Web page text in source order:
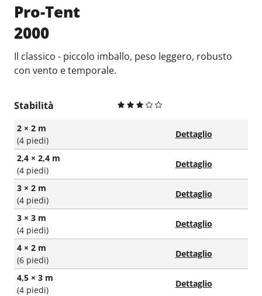
Pro-Tent
2000
Il classico - piccolo imballo, peso leggero, robusto
con vento e temporale.
Stabilità
2 × 2 m
(4 piedi)
Dettaglio
2,4 × 2,4 m
(4 piedi)
Dettaglio
3 × 2 m
(4 piedi)
Dettaglio
3 × 3 m
(4 piedi)
Dettaglio
4 × 2 m
(6 piedi)
Dettaglio
4,5 × 3 m
(4 piedi)
Dettaglio